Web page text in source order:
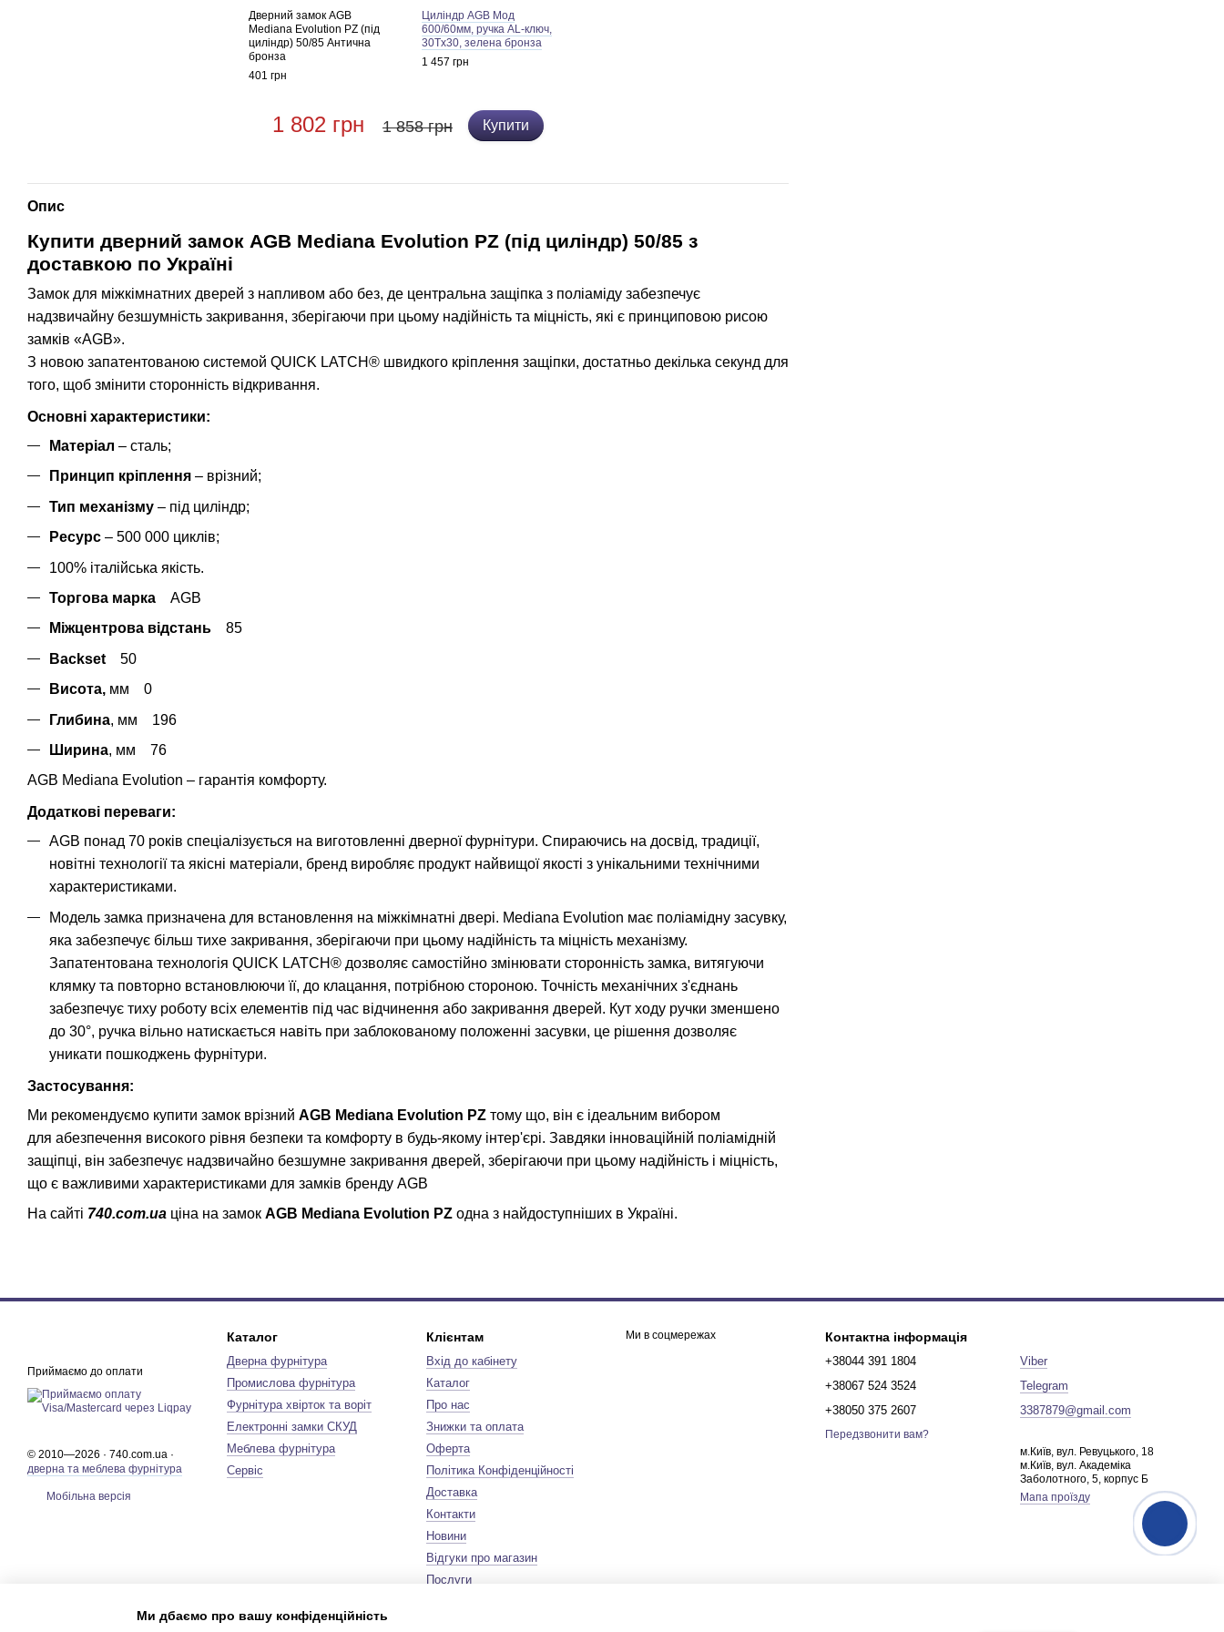
Дверний замок AGB
Mediana Evolution PZ (під
циліндр) 50/85 Антична
бронза
401 грн
Циліндр AGB Мод
600/60мм, ручка AL-ключ,
30Tx30, зелена бронза
1 457 грн
1 802 грн 1 858 грн Купити
Опис
Купити дверний замок AGB Mediana Evolution PZ (під циліндр) 50/85 з
доставкою по Україні
Замок для міжкімнатних дверей з напливом або без, де центральна защіпка з поліаміду забезпечує
надзвичайну безшумність закривання, зберігаючи при цьому надійність та міцність, які є принциповою рисою
замків «AGB».
З новою запатентованою системой QUICK LATCH® швидкого кріплення защіпки, достатньо декілька секунд для
того, щоб змінити сторонність відкривання.
Основні характеристики:
Матеріал – сталь;
Принцип кріплення – врізний;
Тип механізму – під циліндр;
Ресурс – 500 000 циклів;
100% італійська якість.
Торгова марка AGB
Міжцентрова відстань 85
Backset
50
Висота, мм 0
Глибина, мм 196
Ширина, мм 76
AGB Mediana Evolution – гарантія комфорту.
Додаткові переваги:
AGB понад 70 років спеціалізується на виготовленні дверної фурнітури. Спираючись на досвід, традиції,
новітні технології та якісні матеріали, бренд виробляє продукт найвищої якості з унікальними технічними
характеристиками.
Модель замка призначена для встановлення на міжкімнатні двері. Mediana Evolution має поліамідну засувку,
яка забезпечує більш тихе закривання, зберігаючи при цьому надійність та міцність механізму.
Запатентована технологія QUICK LATCH® дозволяє самостійно змінювати сторонність замка, витягуючи
клямку та повторно встановлюючи її, до клацання, потрібною стороною. Точність механічних з'єднань
забезпечує тиху роботу всіх елементів під час відчинення або закривання дверей. Кут ходу ручки зменшено
до 30°, ручка вільно натискається навіть при заблокованому положенні засувки, це рішення дозволяє
уникати пошкоджень фурнітури.
Застосування:
Ми рекомендуємо купити замок врізний AGB Mediana Evolution PZ тому що, він є ідеальним вибором
для абезпечення високого рівня безпеки та комфорту в будь-якому інтер'єрі. Завдяки інноваційній поліамідній
защіпці, він забезпечує надзвичайно безшумне закривання дверей, зберігаючи при цьому надійність і міцність,
що є важливими характеристиками для замків бренду AGB
На сайті 740.com.ua ціна на замок AGB Mediana Evolution PZ одна з найдоступніших в Україні.
Приймаємо до оплати
© 2010—2026 · 740.com.ua ·
дверна та меблева фурнітура
Мобільна версія
Каталог
Дверна фурнітура
Промислова фурнітура
Фурнітура хвірток та воріт
Електронні замки СКУД
Меблева фурнітура
Сервіс
Клієнтам
Вхід до кабінету
Каталог
Про нас
Знижки та оплата
Оферта
Політика Конфіденційності
Доставка
Контакти
Новини
Відгуки про магазин
Послуги
Ми в соцмережах Контактна інформація
+38044 391 1804
+38067 524 3524
+38050 375 2607
Передзвонити вам?
Viber
Telegram
3387879@gmail.com
м.Київ, вул. Ревуцького, 18
м.Київ, вул. Академіка
Заболотного, 5, корпус Б
Мапа проїзду
Ми дбаємо про вашу конфіденційність